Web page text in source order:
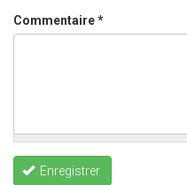
Commentaire*
Enregistrer